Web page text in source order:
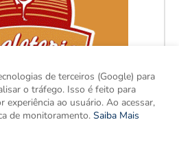
de terceiros (Google) para
o tráfego. Isso é feito para
experiência ao usuário. Ao acessar,
de monitoramento. Saiba Mais